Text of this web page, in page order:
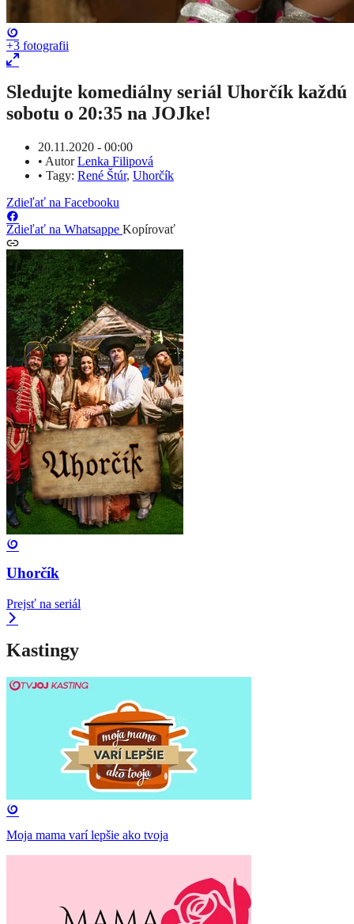
+3 fotografii
Sledujte komediálny seriál Uhorčík každú
sobotu o 20:35 na JOJke!
20.11.2020 - 00:00
• AutorLenka Filipová
• Tagy: René Štúr, Uhorčík
Zdieľať na Facebooku
Zdieľať na Whatsappe Kopírovať
Uhorčík
Prejsť na seriál
Kastingy
Moja mama varí lepšie ako tvoja